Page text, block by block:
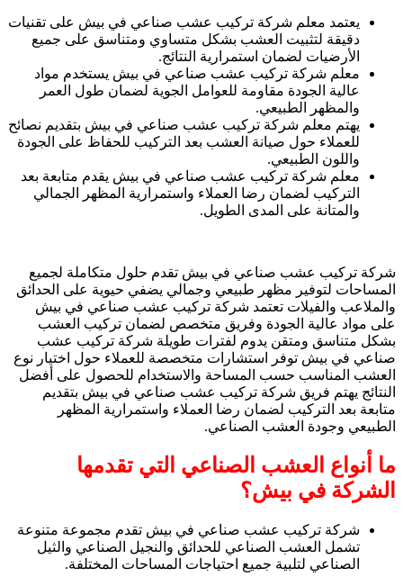
يعتمد معلم شركة تركيب عشب صناعي في بيش على تقنيات
دقيقة لتثبيت العشب بشكل متساوي ومتناسق على جميع
الأرضيات لضمان استمرارية النتائج.
معلم شركة تركيب عشب صناعي في بيش يستخدم مواد
عالية الجودة مقاومة للعوامل الجوية لضمان طول العمر
والمظهر الطبيعي.
يهتم معلم شركة تركيب عشب صناعي في بيش بتقديم نصائح
للعملاء حول صيانة العشب بعد التركيب للحفاظ على الجودة
واللون الطبيعي.
معلم شركة تركيب عشب صناعي في بيش يقدم متابعة بعد
التركيب لضمان رضا العملاء واستمرارية المظهر الجمالي
والمتانة على المدى الطويل.
شركة تركيب عشب صناعي في بيش تقدم حلول متكاملة لجميع
المساحات لتوفير مظهر طبيعي وجمالي يضفي حيوية على الحدائق
والملاعب والفيلات تعتمد شركة تركيب عشب صناعي في بيش
على مواد عالية الجودة وفريق متخصص لضمان تركيب العشب
بشكل متناسق ومتقن يدوم لفترات طويلة شركة تركيب عشب
صناعي في بيش توفر استشارات متخصصة للعملاء حول اختيار نوع
العشب المناسب حسب المساحة والاستخدام للحصول على أفضل
النتائج يهتم فريق شركة تركيب عشب صناعي في بيش بتقديم
متابعة بعد التركيب لضمان رضا العملاء واستمرارية المظهر
الطبيعي وجودة العشب الصناعي.
ما أنواع العشب الصناعي التي تقدمها
الشركة في بيش؟
شركة تركيب عشب صناعي في بيش تقدم مجموعة متنوعة
تشمل العشب الصناعي للحدائق والنجيل الصناعي والثيل
الصناعي لتلبية جميع احتياجات المساحات المختلفة.